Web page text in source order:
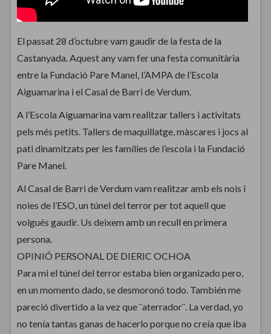
El passat 28 d’octubre vam gaudir de la festa de la
Castanyada. Aquest any vam fer una festa comunitària
entre la Fundació Pare Manel, l’AMPA de l’Escola
Aiguamarina i el Casal de Barri de Verdum.
A l’Escola Aiguamarina vam realitzar tallers i activitats
pels més petits. Tallers de maquillatge, màscares i jocs al
pati dinamitzats per les famílies de l’escola i la Fundació
Pare Manel.
Al Casal de Barri de Verdum vam realitzar amb els nois i
noies de l’ESO, un túnel del terror per tot aquell que
volgués gaudir. Us deixem amb un recull en primera
persona.
OPINIÓ PERSONAL DE DIERIC OCHOA
Para mi el túnel del terror estaba bien organizado pero,
en un momento dado, se desmoronó todo. También me
pareció divertido a la vez que ¨aterrador¨. La verdad, yo
no tenía tantas ganas de hacerlo porque no creía que iba